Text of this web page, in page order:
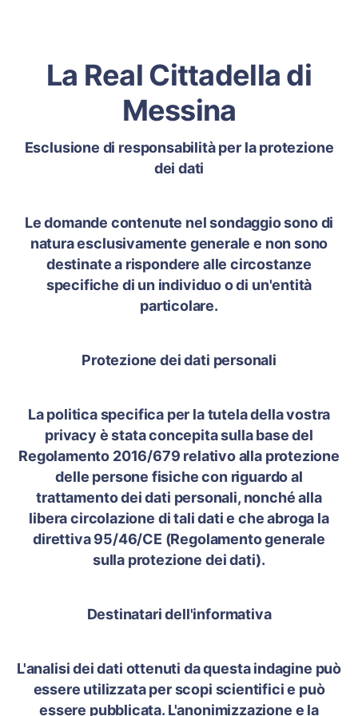
La Real Cittadella di
Messina
Esclusione di responsabilità per la protezione
dei dati
Le domande contenute nel sondaggio sono di
natura esclusivamente generale e non sono
destinate a rispondere alle circostanze
specifiche di un individuo o di un'entità
particolare.
Protezione dei dati personali
La politica specifica per la tutela della vostra
privacy è stata concepita sulla base del
Regolamento 2016/679 relativo alla protezione
delle persone fisiche con riguardo al
trattamento dei dati personali, nonché alla
libera circolazione di tali dati e che abroga la
direttiva 95/46/CE (Regolamento generale
sulla protezione dei dati).
Destinatari dell'informativa
L'analisi dei dati ottenuti da questa indagine può
essere utilizzata per scopi scientifici e può
essere pubblicata. L'anonimizzazione e la